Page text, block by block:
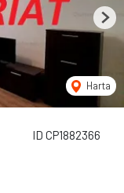
ID CP1882366
Harta
Next